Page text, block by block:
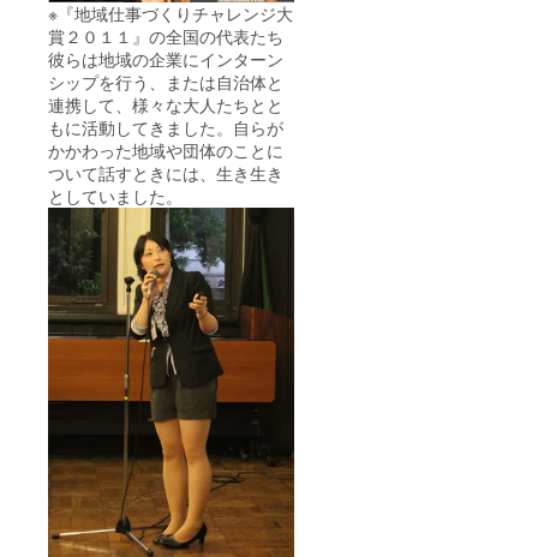
※『地域仕事づくりチャレンジ大
賞２０１１』の全国の代表たち
彼らは地域の企業にインターン
シップを行う、または自治体と
連携して、様々な大人たちとと
もに活動してきました。自らが
かかわった地域や団体のことに
ついて話すときには、生き生き
としていました。